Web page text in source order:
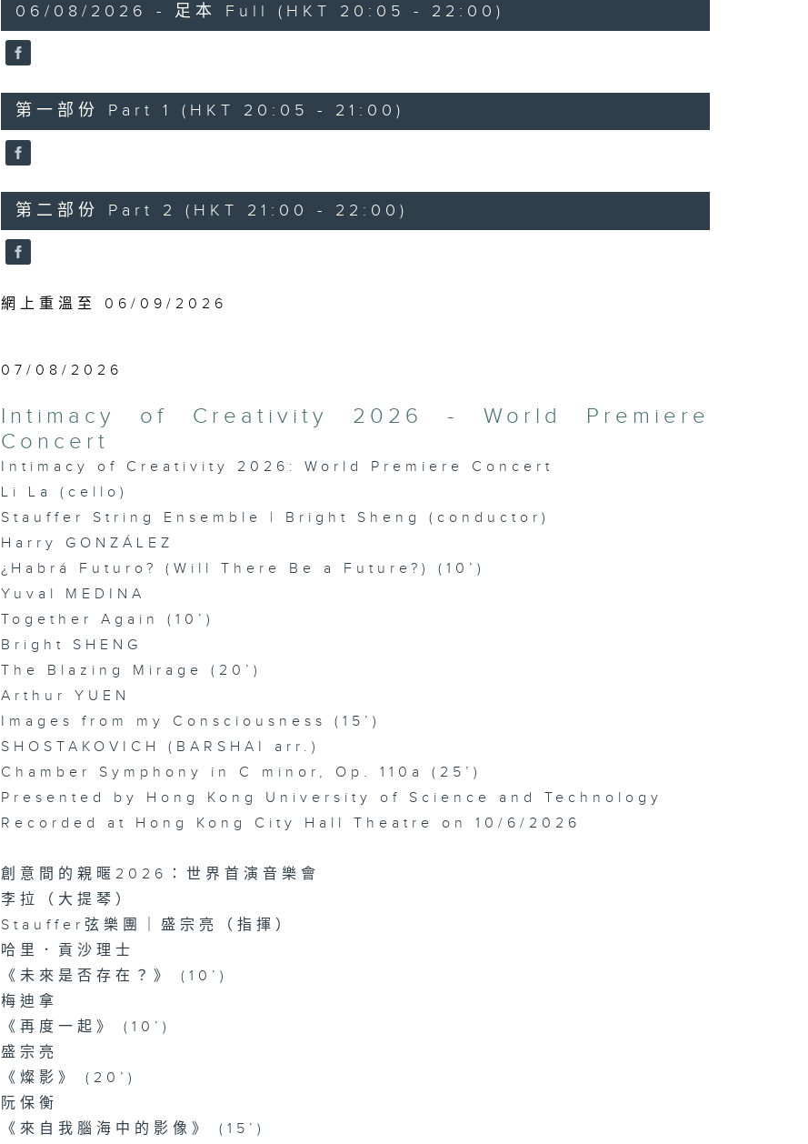
06/08/2026 - 足本 Full (HKT 20:05 - 22:00)
第一部份 Part 1 (HKT 20:05 - 21:00)
第二部份 Part 2 (HKT 21:00 - 22:00)
網上重溫至 06/09/2026
07/08/2026
Intimacy of Creativity 2026 - World Premiere
Concert
Intimacy of Creativity 2026: World Premiere Concert
Li La (cello)
Stauffer String Ensemble | Bright Sheng (conductor)
Harry GONZÁLEZ
¿Habrá Futuro? (Will There Be a Future?) (10’)
Yuval MEDINA
Together Again (10’)
Bright SHENG
The Blazing Mirage (20’)
Arthur YUEN
Images from my Consciousness (15’)
SHOSTAKOVICH (BARSHAI arr.)
Chamber Symphony in C minor, Op. 110a (25’)
Presented by Hong Kong University of Science and Technology
Recorded at Hong Kong City Hall Theatre on 10/6/2026
創意間的親暱2026：世界首演音樂會
李拉（大提琴）
Stauffer弦樂團｜盛宗亮（指揮）
哈里．貢沙理士
《未來是否存在？》 (10’)
梅迪拿
《再度一起》 (10’)
盛宗亮
《燦影》 (20’)
阮保衡
《來自我腦海中的影像》 (15’)